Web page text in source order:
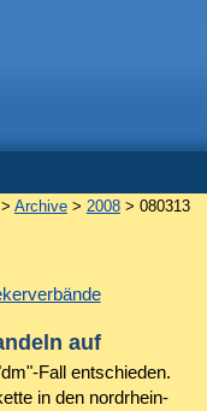
Archive> 2008> 080313
auf
Fall entschieden.
in den nordrhein-